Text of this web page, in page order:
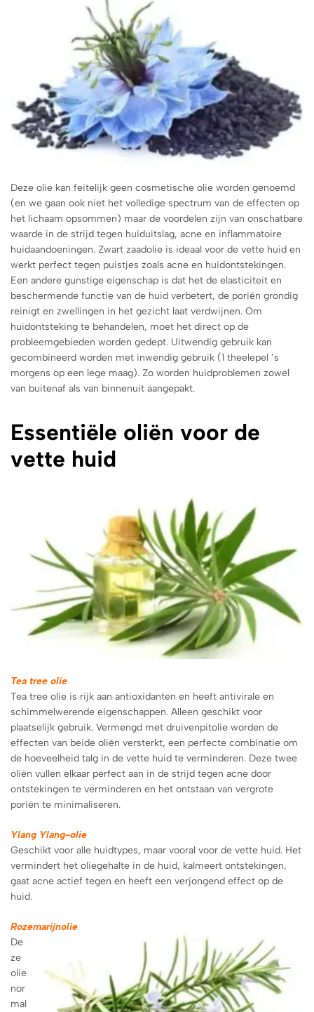
Deze olie kan feitelijk geen cosmetische olie worden genoemd
(en we gaan ook niet het volledige spectrum van de effecten op
het lichaam opsommen) maar de voordelen zijn van onschatbare
waarde in de strijd tegen huiduitslag, acne en inflammatoire
huidaandoeningen. Zwart zaadolie is ideaal voor de vette huid en
werkt perfect tegen puistjes zoals acne en huidontstekingen.
Een andere gunstige eigenschap is dat het de elasticiteit en
beschermende functie van de huid verbetert, de poriën grondig
reinigt en zwellingen in het gezicht laat verdwijnen. Om
huidontsteking te behandelen, moet het direct op de
probleemgebieden worden gedept. Uitwendig gebruik kan
gecombineerd worden met inwendig gebruik (1 theelepel ’s
morgens op een lege maag). Zo worden huidproblemen zowel
van buitenaf als van binnenuit aangepakt.
Essentiële oliën voor de
vette huid
Tea tree olie
Tea tree olie is rijk aan antioxidanten en heeft antivirale en
schimmelwerende eigenschappen. Alleen geschikt voor
plaatselijk gebruik. Vermengd met druivenpitolie worden de
effecten van beide oliën versterkt, een perfecte combinatie om
de hoeveelheid talg in de vette huid te verminderen. Deze twee
oliën vullen elkaar perfect aan in de strijd tegen acne door
ontstekingen te verminderen en het ontstaan van vergrote
poriën te minimaliseren.
Ylang Ylang-olie
Geschikt voor alle huidtypes, maar vooral voor de vette huid. Het
vermindert het oliegehalte in de huid, kalmeert ontstekingen,
gaat acne actief tegen en heeft een verjongend effect op de
huid.
Rozemarijnolie
De
ze
olie
nor
mal